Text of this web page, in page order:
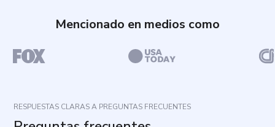
Mencionado en medios como
RESPUESTAS CLARAS A PREGUNTAS FRECUENTES